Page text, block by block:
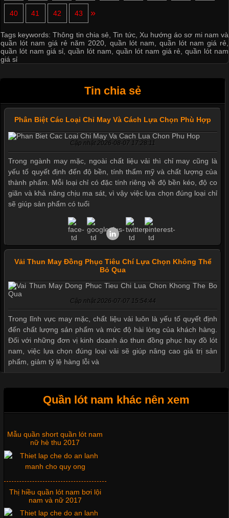
40 41 42 43 »
Tags keywords:Thông tin chia sẻ ,Tin tức, Xu hướng áo sơ mi nam và
quần lót nam giá rẻ năm 2020
quần lót nam quần lót nam giá rẻ
quần lót nam giá sỉ ,quần lót nam quần lót nam giá rẻ ,quần lót nam
giá sỉ
Tin chia sẻ
Phân Biệt Các Loại Chỉ May Và Cách Lựa Chọn Phù Hợp
Cập nhật 2026-08-07 17:28:11
Trong ngành may mặc, ngoài chất liệu vải thì chỉ may cũng là
yếu tố quyết định đến độ bền, tính thẩm mỹ và chất lượng của
thành phẩm. Mỗi loại chỉ có đặc tính riêng về độ bền kéo, độ co
giãn và khả năng chịu ma sát, vì vậy việc lựa chọn đúng loại chỉ
sẽ giúp sản phẩm có tuổi
Vải Thun May Đồng Phục Tiêu Chí Lựa Chọn Không Thể
Bỏ Qua
Cập nhật 2026-07-07 15:54:44
Trong lĩnh vực may mặc, chất liệu vải luôn là yếu tố quyết định
đến chất lượng sản phẩm và mức độ hài lòng của khách hàng.
Đối với những đơn vị kinh doanh áo thun đồng phục hay đồ lót
nam, việc lựa chọn đúng loại vải sẽ giúp nâng cao giá trị sản
phẩm, giảm tỷ lệ hàng lỗi và
Cập nhật 2026-06-01 16:20:50
nhờ tính tiện dụng, dễ phối đồ và phù hợp với nhiều đối tượng.
Bên cạnh chất liệu và kiểu dáng, phần cổ áo cũng là yếu tố
quan trọng tạo nên phong cách riêng cho từng sản phẩm. Mỗi
Quần lót nam khác nên xem
Mẫu quần short quần lót nam
nữ hè thu 2017
Thị hiều quần lót nam bơi lội
nam và nữ 2017